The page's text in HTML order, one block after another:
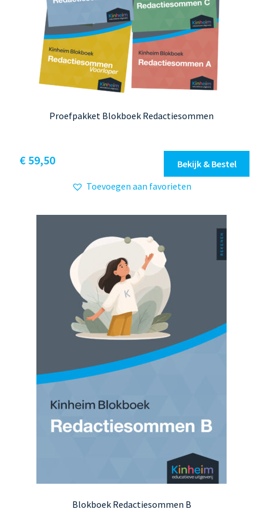
Proefpakket Blokboek Redactiesommen
€59,50
Bekijk & Bestel
Toevoegen aan favorieten
Blokboek Redactiesommen B